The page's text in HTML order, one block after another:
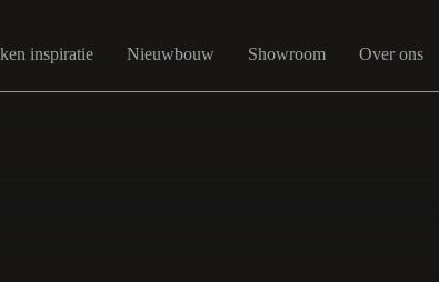
inspiratie Nieuwbouw Showroom Over ons